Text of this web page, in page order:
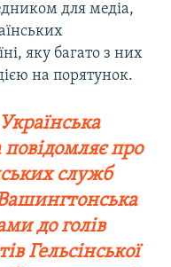
для медіа,
яку багато з них
на порятунок.
повідомляє про
служб
до голів
Гельсінської